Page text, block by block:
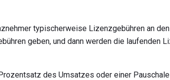
typischerweise Lizenzgebühren an
geben, und dann werden die laufenden
des Umsatzes oder einer